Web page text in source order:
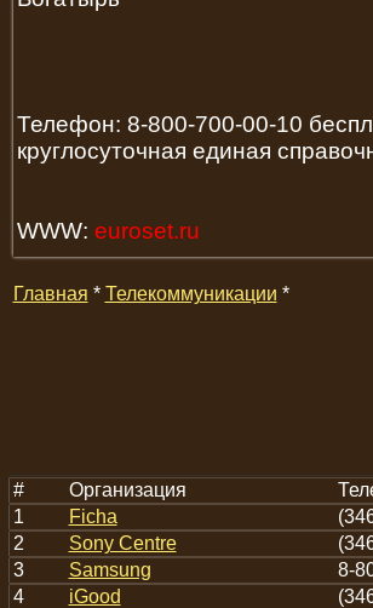
Телефон: 8-800-700-00-10
круглосуточная единая
WWW: euroset.ru
Главная * Телекоммуникации *
# Организация
1
Ficha
2
Sony Centre
3
Samsung
8-
4
iGood